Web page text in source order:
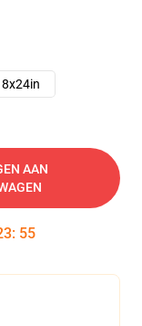
AAN
: 54